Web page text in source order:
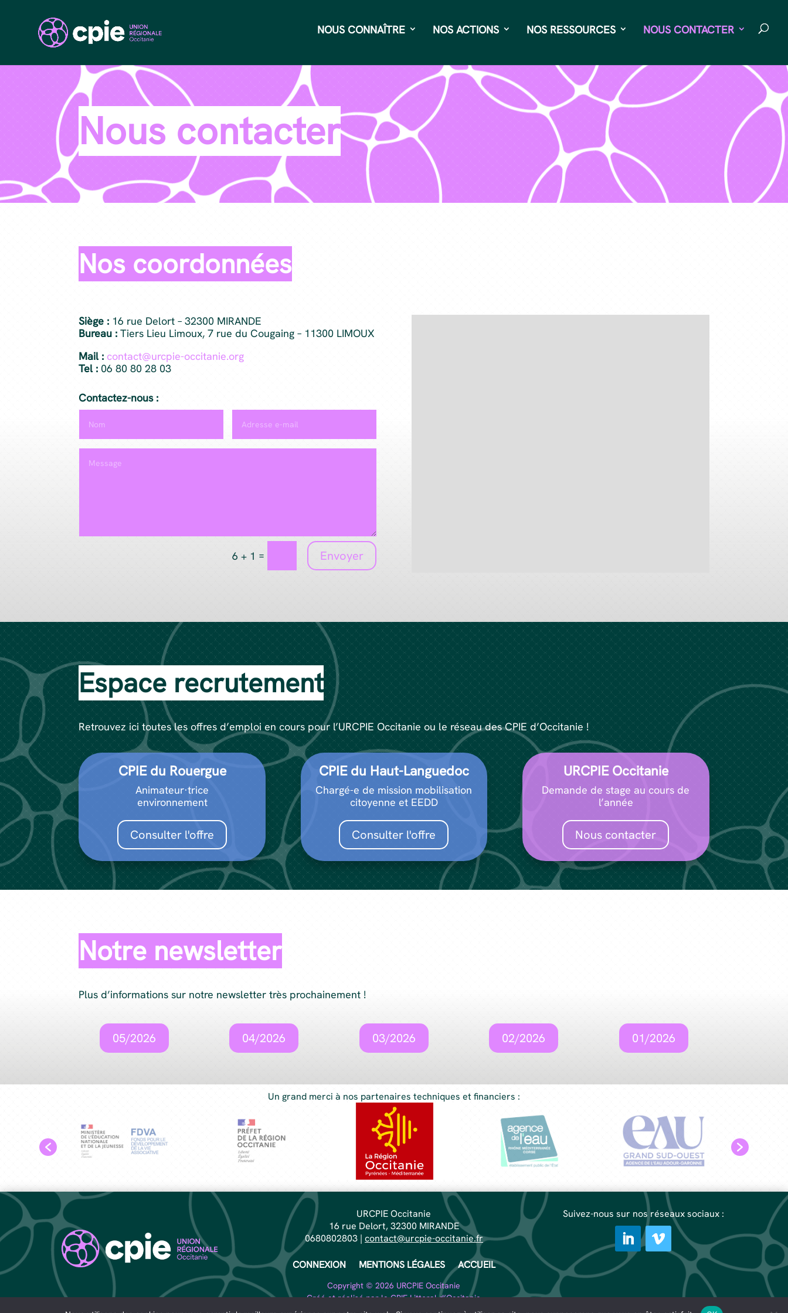
NOUS CONNAÎTRE NOS ACTIONS NOS RESSOURCES NOUS CONTACTER
Nous contacter
Nos coordonnées
Siège : 16 rue Delort – 32300 MIRANDE
Bureau : Tiers Lieu Limoux, 7 rue du Cougaing – 11300 LIMOUX
Mail : contact@urcpie-occitanie.org
Tel : 06 80 80 28 03
Contactez-nous :
6 + 1 = Envoyer
Espace recrutement
Retrouvez ici toutes les offres d’emploi en cours pour l’URCPIE Occitanie ou le réseau des CPIE d’Occitanie !
CPIE du Rouergue
Animateur·trice
environnement
Consulter l'offre
CPIE du Haut-Languedoc
Chargé-e de mission mobilisation
citoyenne et EEDD
Consulter l'offre
URCPIE Occitanie
Demande de stage au cours de
l’année
Nous contacter
Notre newsletter
Plus d’informations sur notre newsletter très prochainement !
05/2026 04/2026 03/2026 02/2026 01/2026
Un grand merci à nos partenaires techniques et financiers :
URCPIE Occitanie
16 rue Delort, 32300 MIRANDE
0680802803 | contact@urcpie-occitanie.fr
CONNEXION MENTIONS LÉGALES ACCUEIL
Copyright © 2026 URCPIE Occitanie
Créé et réalisé par leCPIE Littoral d’Occitanie
Suivez-nous sur nos réseaux sociaux :